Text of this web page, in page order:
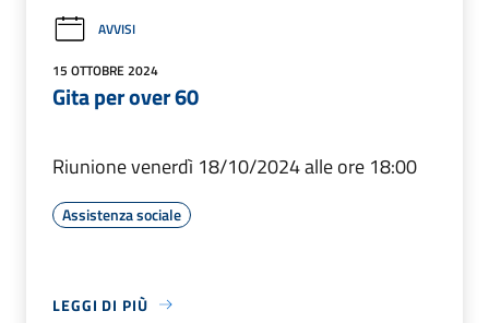
AVVISI
15 OTTOBRE 2024
Gita per over 60
Riunione venerdì 18/10/2024 alle ore 18:00
Assistenza sociale
LEGGI DI PIÙ